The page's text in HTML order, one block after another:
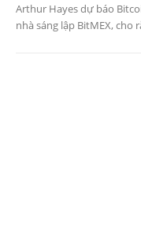
Arthur Hayes dự báo
nhà sáng lập BitMEX, cho